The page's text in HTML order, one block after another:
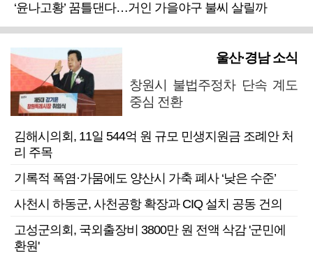
‘윤나고황’ 꿈틀댄다…거인 가을야구 불씨 살릴까
울산·경남 소식
창원시 불법주정차 단속 계도
중심 전환
김해시의회, 11일 544억 원 규모 민생지원금 조례안 처
리 주목
기록적 폭염·가뭄에도 양산시 가축 폐사 ‘낮은 수준’
사천시 하동군, 사천공항 확장과 CIQ 설치 공동 건의
고성군의회, 국외출장비 3800만 원 전액 삭감 '군민에
환원'